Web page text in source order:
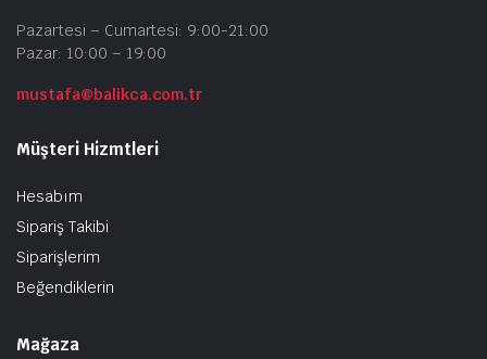
Pazartesi – Cumartesi: 9:00-21:00
Pazar: 10:00 – 19:00
mustafa@balikca.com.tr
Müşteri Hizmtleri
Hesabım
Sipariş Takibi
Siparişlerim
Beğendiklerin
Mağaza